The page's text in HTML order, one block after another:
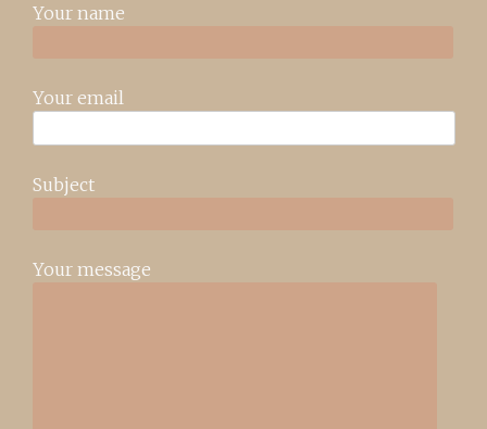
Your name
Your email
Subject
Your message